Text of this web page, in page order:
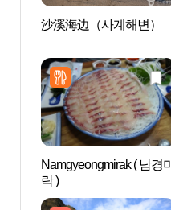
沙溪海边（사계해변）
Namgyeongmirak ( 남경미
락 )